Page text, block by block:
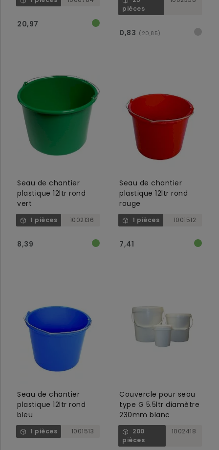
20,97
pièces
0,83 (20,85)
Seau de chantier
plastique 12ltr rond
vert
1 pièces 1002136
8,39
Seau de chantier
plastique 12ltr rond
rouge
1 pièces 1001512
7,41
Seau de chantier
plastique 12ltr rond
bleu
1 pièces 1001513
Couvercle pour seau
type G 5.5ltr diamètre
230mm blanc
200
pièces
1002418